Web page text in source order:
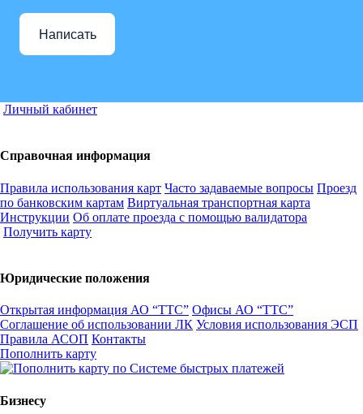
Написать
Личный кабинет
Справочная информация
Правила использования карт Часто задаваемые вопросы Проезд
по банковским картам Виртуальная транспортная карта
Инструкции Об оплате проезда с помощью валидатора
Получить карту
Юридические положения
Открытая информация АО “ТТС” Офисы АО “ТТС”
Соглашение об использовании ЛК Условия использования ЭСП
Правила АСОП Контакты
Пополнить карту
Бизнесу